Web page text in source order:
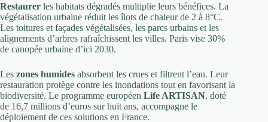
Restaurer les habitats dégradés multiplie leurs bénéfices. La
végétalisation urbaine réduit les îlots de chaleur de 2 à 8°C.
Les toitures et façades végétalisées, les parcs urbains et les
alignements d’arbres rafraîchissent les villes. Paris vise 30%
de canopée urbaine d’ici 2030.
Les zones humides absorbent les crues et filtrent l’eau. Leur
restauration protège contre les inondations tout en favorisant la
biodiversité. Le programme européen Life ARTISAN, doté
de 16,7 millions d’euros sur huit ans, accompagne le
déploiement de ces solutions en France.